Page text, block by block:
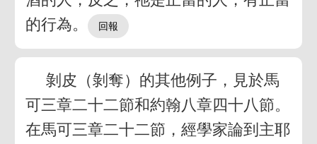
的行為。
剝皮（剝奪）的其他例子，見於馬
可三章二十二節和約翰八章四十八節。
在馬可三章二十二節，經學家論到主耶